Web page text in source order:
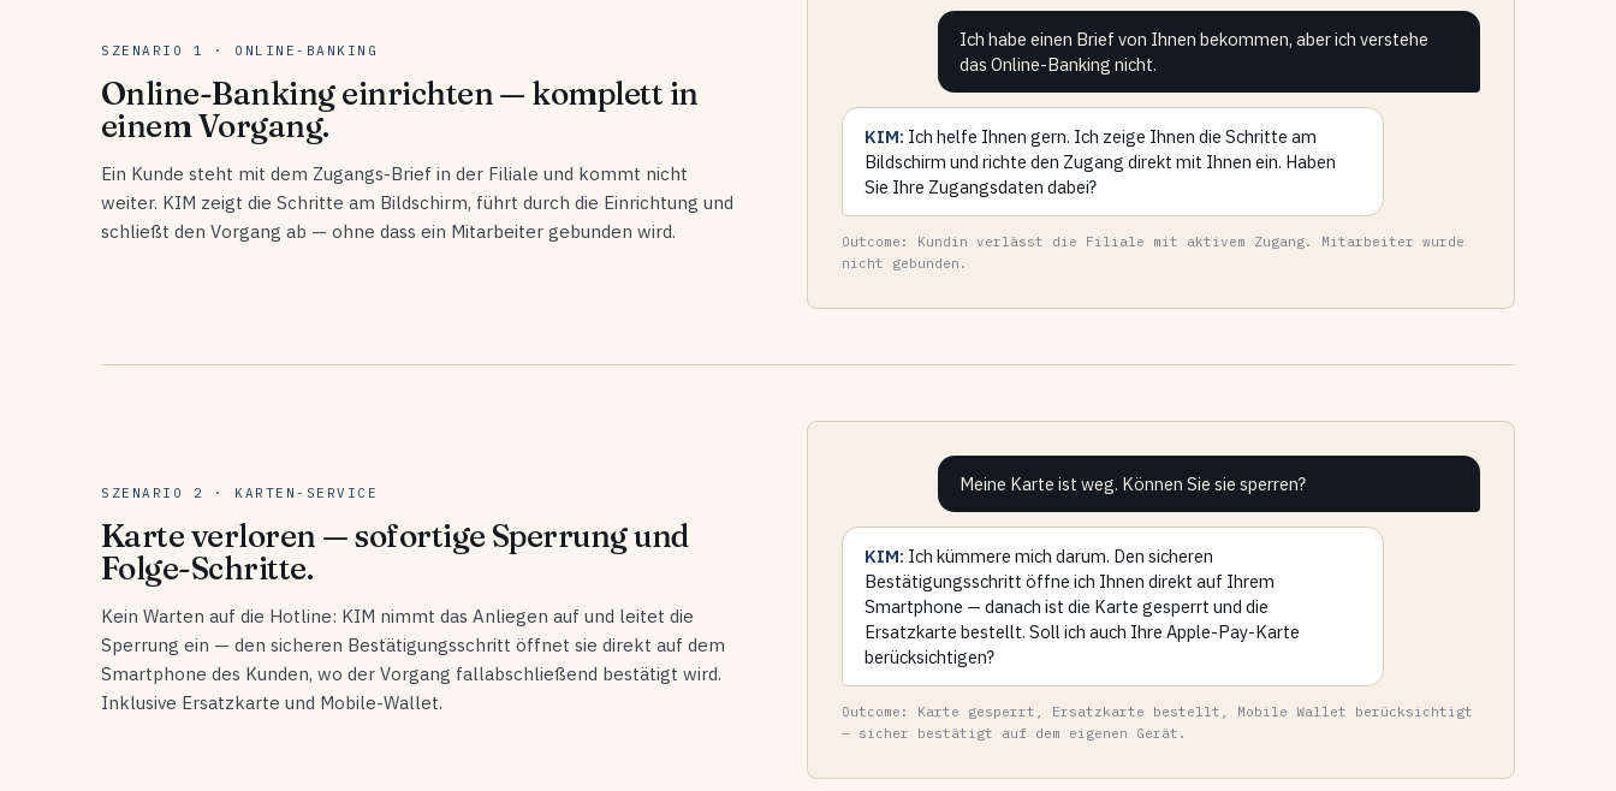
SZENARIO 1 · ONLINE-BANKING
Online-Banking einrichten — komplett in
einem Vorgang.
Ein Kunde steht mit dem Zugangs-Brief in der Filiale und kommt nicht
weiter. KIM zeigt die Schritte am Bildschirm, führt durch die Einrichtung und
schließt den Vorgang ab — ohne dass ein Mitarbeiter gebunden wird.
Ich habe einen Brief von Ihnen bekommen, aber ich verstehe
das Online-Banking nicht.
KIM: Ich helfe Ihnen gern. Ich zeige Ihnen die Schritte am
Bildschirm und richte den Zugang direkt mit Ihnen ein. Haben
Sie Ihre Zugangsdaten dabei?
Outcome: Kundin verlässt die Filiale mit aktivem Zugang. Mitarbeiter wurde
nicht gebunden.
SZENARIO 2 · KARTEN-SERVICE
Karte verloren — sofortige Sperrung und
Folge-Schritte.
Kein Warten auf die Hotline: KIM nimmt das Anliegen auf und leitet die
Sperrung ein — den sicheren Bestätigungsschritt öffnet sie direkt auf dem
Smartphone des Kunden, wo der Vorgang fallabschließend bestätigt wird.
Inklusive Ersatzkarte und Mobile-Wallet.
Meine Karte ist weg. Können Sie sie sperren?
KIM: Ich kümmere mich darum. Den sicheren
Bestätigungsschritt öffne ich Ihnen direkt auf Ihrem
Smartphone — danach ist die Karte gesperrt und die
Ersatzkarte bestellt. Soll ich auch Ihre Apple-Pay-Karte
berücksichtigen?
Outcome: Karte gesperrt, Ersatzkarte bestellt, Mobile Wallet berücksichtigt
— sicher bestätigt auf dem eigenen Gerät.